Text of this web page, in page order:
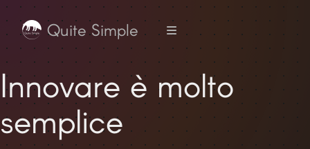
Quite Simple
Innovare è molto
semplice